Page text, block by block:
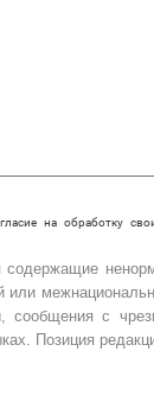
на обработку
или
с
Позиция